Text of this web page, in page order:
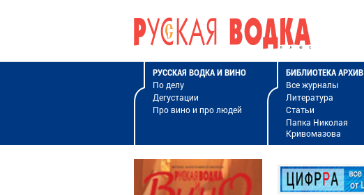
РУССКАЯ ВОДКА И ВИНО
По делу
Дегустации
Про вино и про людей
БИБЛИОТЕКА АРХИВ
Все журналы
Литература
Статьи
Папка Николая
Кривомазова